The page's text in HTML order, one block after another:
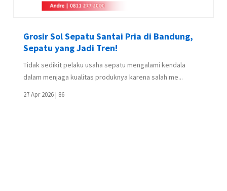
dan fakta ini seringkali kurang disadari oleh ...
02 Jun 2026 |37